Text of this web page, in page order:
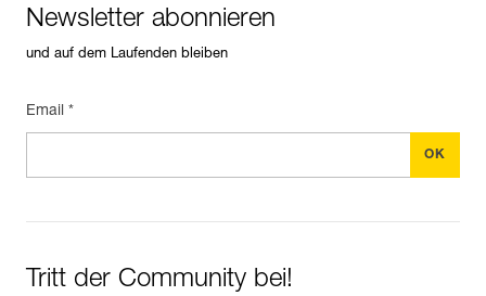
Newsletter abonnieren
und auf dem Laufenden bleiben
Email *
Tritt der Community bei!